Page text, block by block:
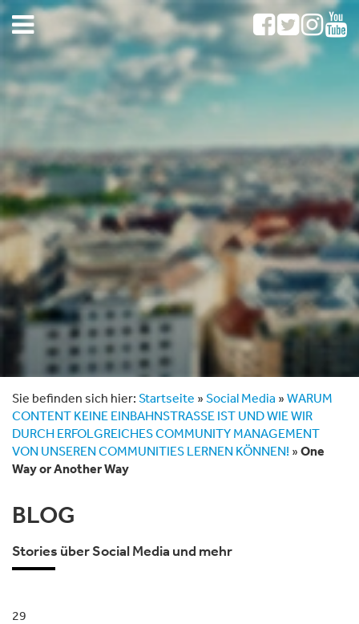
Sie befinden sich hier: Startseite » Social Media » WARUM
CONTENT KEINE EINBAHNSTRASSE IST UND WIE WIR
DURCH ERFOLGREICHES COMMUNITY MANAGEMENT
VON UNSEREN COMMUNITIES LERNEN KÖNNEN! » One
Way or Another Way
BLOG
Stories über Social Media und mehr
29